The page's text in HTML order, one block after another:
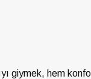
giymek, hem